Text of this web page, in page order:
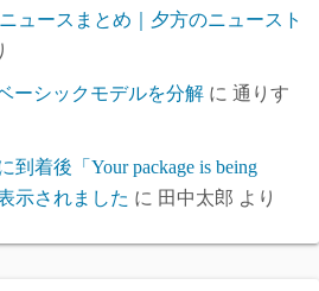
ュースまとめ｜夕方のニュースト
ーシックモデルを分解 に 通りす
到着後「Your package is being
示されました に 田中太郎 より